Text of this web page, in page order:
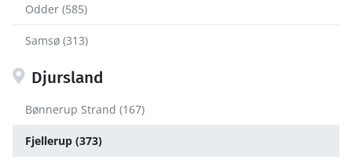
Odder (585)
Samsø (313)
Djursland
Bønnerup Strand (167)
Fjellerup (373)